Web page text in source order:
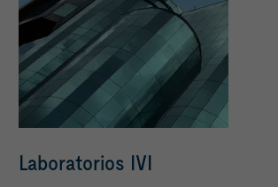
Laboratorios IVI